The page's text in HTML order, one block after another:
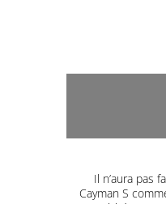
Il n’aura pas
Cayman S